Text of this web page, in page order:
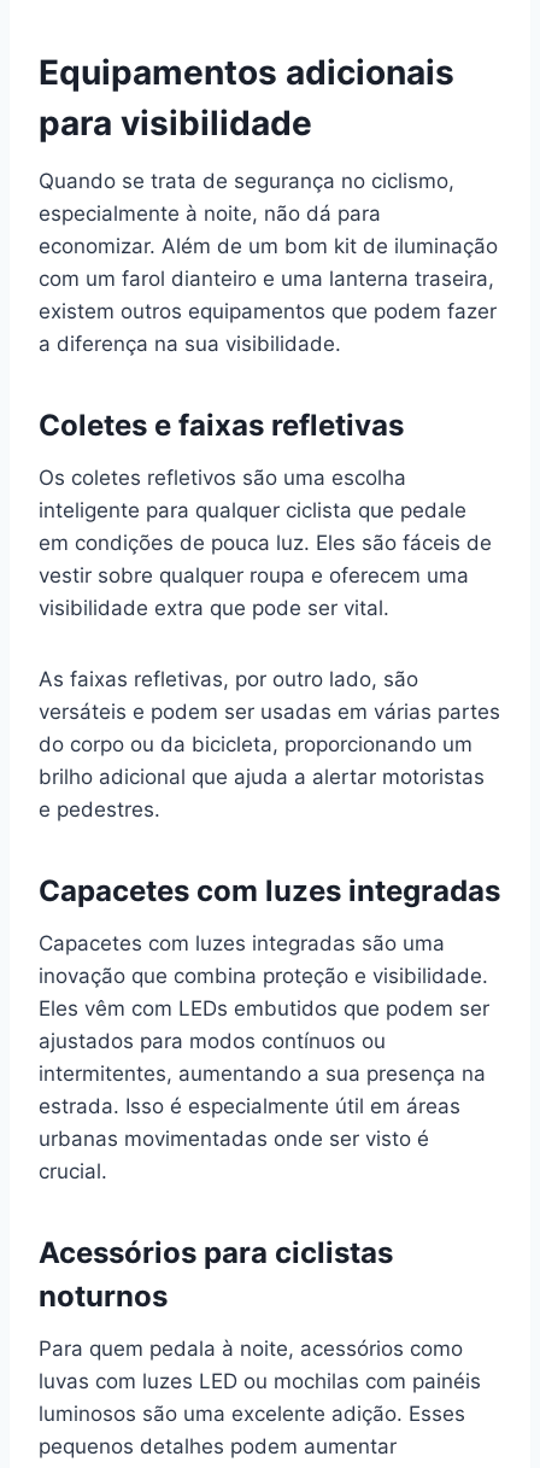
Equipamentos adicionais
para visibilidade
Quando se trata de segurança no ciclismo,
especialmente à noite, não dá para
economizar. Além de um bom kit de iluminação
com um farol dianteiro e uma lanterna traseira,
existem outros equipamentos que podem fazer
a diferença na sua visibilidade.
Coletes e faixas refletivas
Os coletes refletivos são uma escolha
inteligente para qualquer ciclista que pedale
em condições de pouca luz. Eles são fáceis de
vestir sobre qualquer roupa e oferecem uma
visibilidade extra que pode ser vital.
As faixas refletivas, por outro lado, são
versáteis e podem ser usadas em várias partes
do corpo ou da bicicleta, proporcionando um
brilho adicional que ajuda a alertar motoristas
e pedestres.
Capacetes com luzes integradas
Capacetes com luzes integradas são uma
inovação que combina proteção e visibilidade.
Eles vêm com LEDs embutidos que podem ser
ajustados para modos contínuos ou
intermitentes, aumentando a sua presença na
estrada. Isso é especialmente útil em áreas
urbanas movimentadas onde ser visto é
crucial.
Acessórios para ciclistas
noturnos
Para quem pedala à noite, acessórios como
luvas com luzes LED ou mochilas com painéis
luminosos são uma excelente adição. Esses
pequenos detalhes podem aumentar